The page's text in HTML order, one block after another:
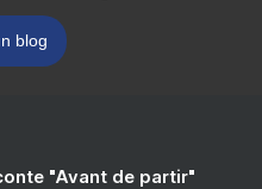
blog
"Avant de partir"